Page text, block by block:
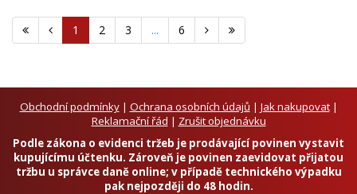
1 2 3 ... 6
Obchodní podmínky| Ochrana osobních údajů | Jak nakupovat|
Reklamační řád | Zrušit objednávku
Podle zákona o evidenci tržeb je prodávající povinen vystavit
kupujícímu účtenku. Zároveň je povinen zaevidovat přijatou
tržbu u správce daně online; v případě technického výpadku
pak nejpozději do 48 hodin.